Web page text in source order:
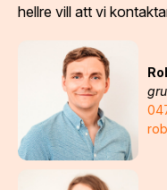
hellre vill att vi